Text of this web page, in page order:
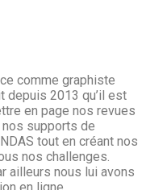
comme graphiste
depuis 2013 qu’il est
en page nos revues
nos supports de
tout en créant nos
nos challenges.
ailleurs nous lui avons